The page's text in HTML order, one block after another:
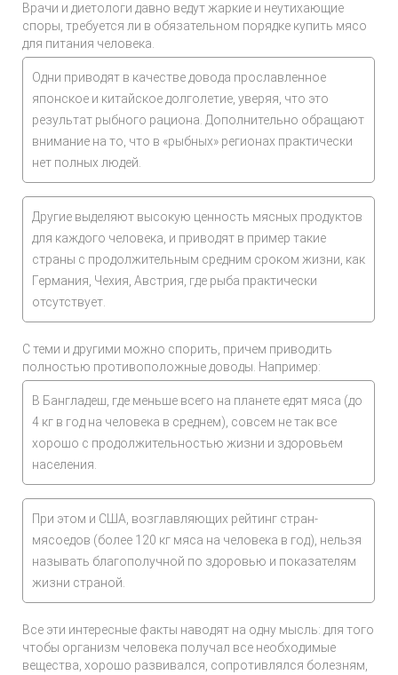
Врачи и диетологи давно ведут жаркие и неутихающие
споры, требуется ли в обязательном порядке купить мясо
для питания человека.
Одни приводят в качестве довода прославленное
японское и китайское долголетие, уверяя, что это
результат рыбного рациона. Дополнительно обращают
внимание на то, что в «рыбных» регионах практически
нет полных людей.
Другие выделяют высокую ценность мясных продуктов
для каждого человека, и приводят в пример такие
страны с продолжительным средним сроком жизни, как
Германия, Чехия, Австрия, где рыба практически
отсутствует.
С теми и другими можно спорить, причем приводить
полностью противоположные доводы. Например:
В Бангладеш, где меньше всего на планете едят мяса (до
4 кг в год на человека в среднем), совсем не так все
хорошо с продолжительностью жизни и здоровьем
населения.
При этом и США, возглавляющих рейтинг стран-
мясоедов (более 120 кг мяса на человека в год), нельзя
называть благополучной по здоровью и показателям
жизни страной.
Все эти интересные факты наводят на одну мысль: для того
чтобы организм человека получал все необходимые
вещества, хорошо развивался, сопротивлялся болезням,